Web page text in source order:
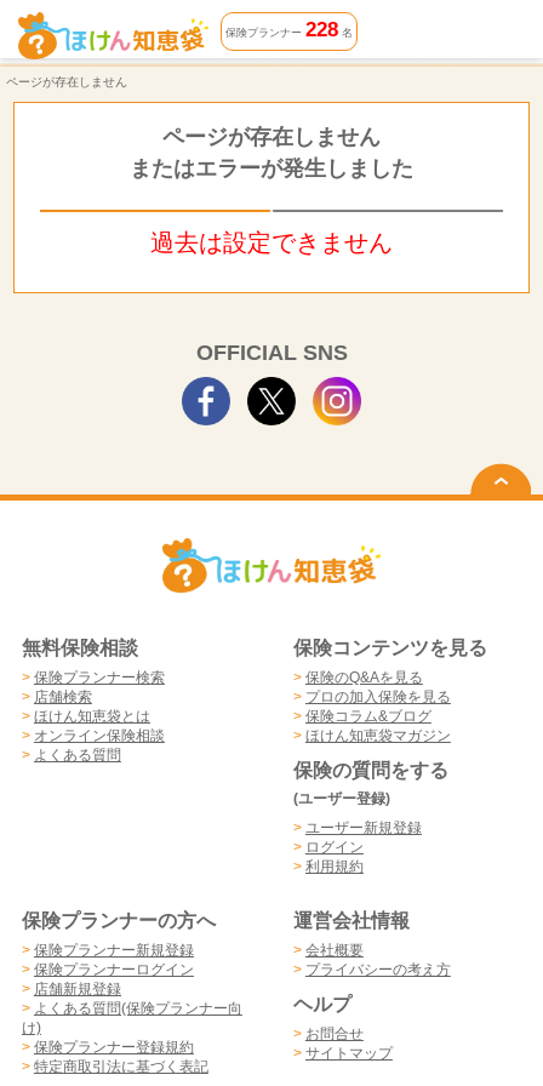
ページが存在しません | ほけん知恵袋
保険プランナー 228名
ページが存在しません
ページが存在しません
またはエラーが発生しました
過去は設定できません
OFFICIAL SNS
無料保険相談
> 保険プランナー検索
> 店舗検索
> ほけん知恵袋とは
> オンライン保険相談
> よくある質問
保険コンテンツを見る
> 保険のQ&Aを見る
> プロの加入保険を見る
> 保険コラム&ブログ
> ほけん知恵袋マガジン
保険の質問をする
(ユーザー登録)
> ユーザー新規登録
> ログイン
> 利用規約
保険プランナーの方へ
> 保険プランナー新規登録
> 保険プランナーログイン
> 店舗新規登録
> よくある質問(保険プランナー向
け)
> 保険プランナー登録規約
> 特定商取引法に基づく表記
運営会社情報
> 会社概要
> プライバシーの考え方
ヘルプ
> お問合せ
> サイトマップ